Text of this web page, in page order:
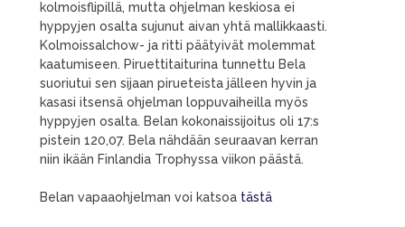
kolmoisflipillä, mutta ohjelman keskiosa ei
hyppyjen osalta sujunut aivan yhtä mallikkaasti.
Kolmoissalchow- ja ritti päätyivät molemmat
kaatumiseen. Piruettitaiturina tunnettu Bela
suoriutui sen sijaan pirueteista jälleen hyvin ja
kasasi itsensä ohjelman loppuvaiheilla myös
hyppyjen osalta. Belan kokonaissijoitus oli 17:s
pistein 120,07. Bela nähdään seuraavan kerran
niin ikään Finlandia Trophyssa viikon päästä.
Belan vapaaohjelman voi katsoa tästä